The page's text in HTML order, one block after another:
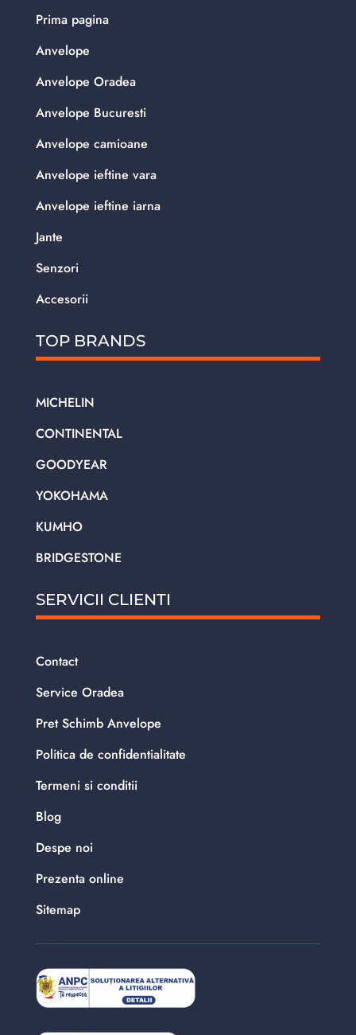
Prima pagina
Anvelope
Anvelope Oradea
Anvelope Bucuresti
Anvelope camioane
Anvelope ieftine vara
Anvelope ieftine iarna
Jante
Senzori
Accesorii
TOP BRANDS
MICHELIN
CONTINENTAL
GOODYEAR
YOKOHAMA
KUMHO
BRIDGESTONE
SERVICII CLIENTI
Contact
Service Oradea
Pret Schimb Anvelope
Politica de confidentialitate
Termeni si conditii
Blog
Despe noi
Prezenta online
Sitemap